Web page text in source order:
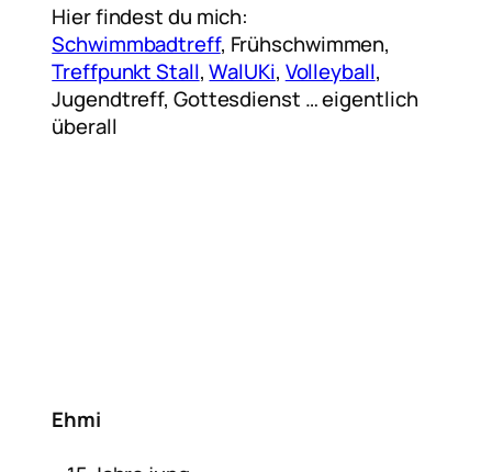
Hier findest du mich:
Schwimmbadtreff, Frühschwimmen,
Treffpunkt Stall,WalUKi, Volleyball,
Jugendtreff, Gottesdienst … eigentlich
überall
Ehmi